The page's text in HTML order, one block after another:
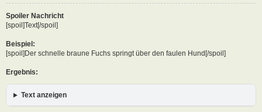
Spoiler Nachricht
[spoil]Text[/spoil]
Beispiel:
[spoil]Der schnelle braune Fuchs springt über den faulen Hund[/spoil]
Ergebnis:
Text anzeigen